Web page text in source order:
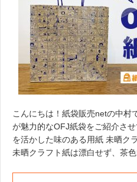
こんにちは！紙袋販売netの中村
が魅力的なOFJ紙袋をご紹介さ
を活かした味のある用紙 未晒ク
未晒クラフト紙は漂白せず、茶